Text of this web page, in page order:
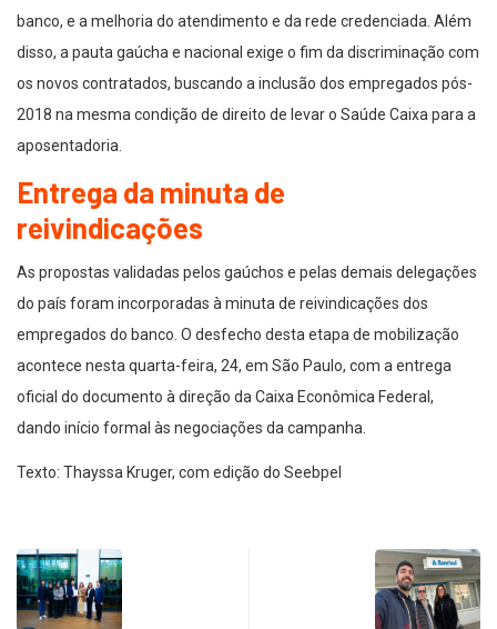
banco, e a melhoria do atendimento e da rede credenciada. Além
disso, a pauta gaúcha e nacional exige o fim da discriminação com
os novos contratados, buscando a inclusão dos empregados pós-
2018 na mesma condição de direito de levar o Saúde Caixa para a
aposentadoria.
Entrega da minuta de
reivindicações
As propostas validadas pelos gaúchos e pelas demais delegações
do país foram incorporadas à minuta de reivindicações dos
empregados do banco. O desfecho desta etapa de mobilização
acontece nesta quarta-feira, 24, em São Paulo, com a entrega
oficial do documento à direção da Caixa Econômica Federal,
dando início formal às negociações da campanha.
Texto: Thayssa Kruger, com edição do Seebpel